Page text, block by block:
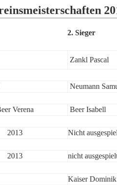
2. Sieger
Zankl Pascal
Neumann
Verena Beer Isabell
2013 Nicht
2013 nicht
Kaiser Dominik